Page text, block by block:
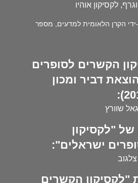
לקסיקון אוהיו
הקרן הלאומית למדעים, מספר
הקשרים לסופרים
דביר ומכון
שוורץ
"לקסיקון
ישראלים":
"לקסיקון הקשרים